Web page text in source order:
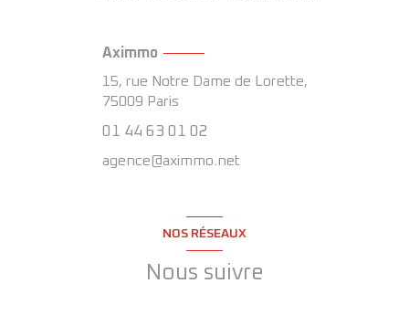
Aximmo
15, rue Notre Dame de Lorette,
75009 Paris
01 44 63 01 02
agence@aximmo.net
NOS RÉSEAUX
Nous suivre